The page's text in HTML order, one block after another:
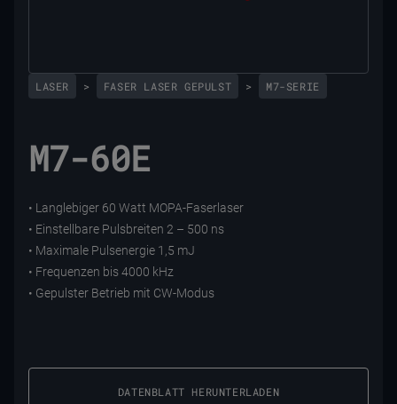
LASER > FASER LASER GEPULST > M7-SERIE
M7-60E
• Langlebiger 60 Watt MOPA-Faserlaser
• Einstellbare Pulsbreiten 2 – 500 ns
• Maximale Pulsenergie 1,5 mJ
• Frequenzen bis 4000 kHz
• Gepulster Betrieb mit CW-Modus
DATENBLATT HERUNTERLADEN